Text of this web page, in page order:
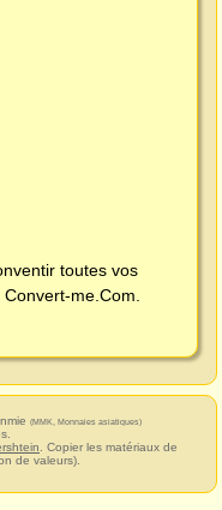
toutes vos
Convert-me.Com
(MMK, Monnaies asiatiques)
. Copier les matériaux de
de valeurs).